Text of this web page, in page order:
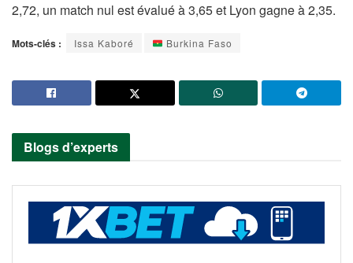
2,72, un match nul est évalué à 3,65 et Lyon gagne à 2,35.
Mots-clés : Issa Kaboré Burkina Faso
Blogs d’experts